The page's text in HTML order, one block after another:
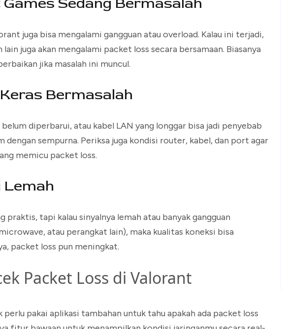
juga bisa mengalami gangguan atau overload. Kalau ini terjadi,
juga akan mengalami packet loss secara bersamaan. Biasanya
jika masalah ini muncul.
Bermasalah
diperbarui, atau kabel LAN yang longgar bisa jadi penyebab
dengan sempurna. Periksa juga kondisi router, kabel, dan port agar
memicu packet loss.
Lemah
praktis, tapi kalau sinyalnya lemah atau banyak gangguan
atau perangkat lain), maka kualitas koneksi bisa
packet loss pun meningkat.
Packet Loss di Valorant
perlu pakai aplikasi tambahan untuk tahu apakah ada packet loss